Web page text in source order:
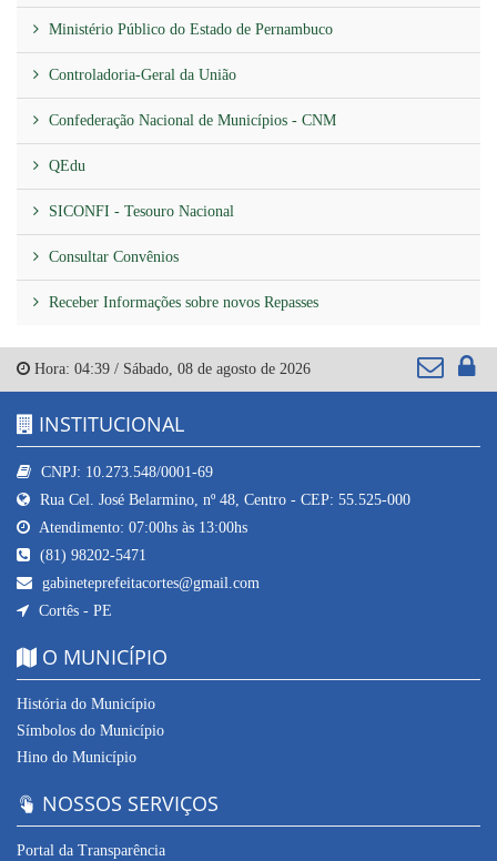
Ministério Público do Estado de Pernambuco
Controladoria-Geral da União
Confederação Nacional de Municípios - CNM
QEdu
SICONFI - Tesouro Nacional
Consultar Convênios
Receber Informações sobre novos Repasses
Hora: 04:39 / Sábado, 08 de agosto de 2026
INSTITUCIONAL
CNPJ: 10.273.548/0001-69
Rua Cel. José Belarmino, nº 48, Centro - CEP: 55.525-000
Atendimento: 07:00hs às 13:00hs
(81) 98202-5471
gabineteprefeitacortes@gmail.com
Cortês - PE
O MUNICÍPIO
História do Município
Símbolos do Município
Hino do Município
NOSSOS SERVIÇOS
Portal da Transparência